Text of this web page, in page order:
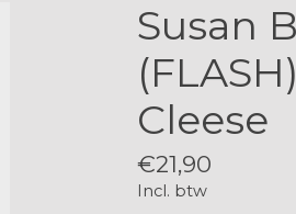
Susan
Cleese
€21,90
Incl. btw